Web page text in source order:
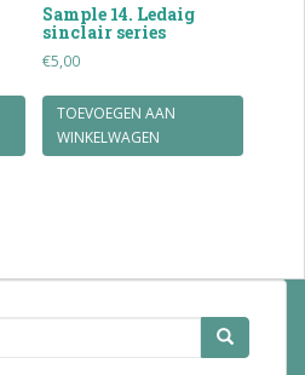
Sample 14. Ledaig
sinclair series
€5,00
TOEVOEGEN AAN
WINKELWAGEN